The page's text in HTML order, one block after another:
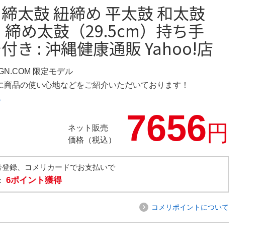
締太鼓 紐締め 平太鼓 和太鼓
締め太鼓（29.5cm）持ち手
き : 沖縄健康通販 Yahoo!店
限定モデル
商品の使い心地などをご紹介いただいております！
ネット販売
価格（税込）
7656円
録、コメリカードでお支払いで
6ポイント獲得
コメリポイントについて